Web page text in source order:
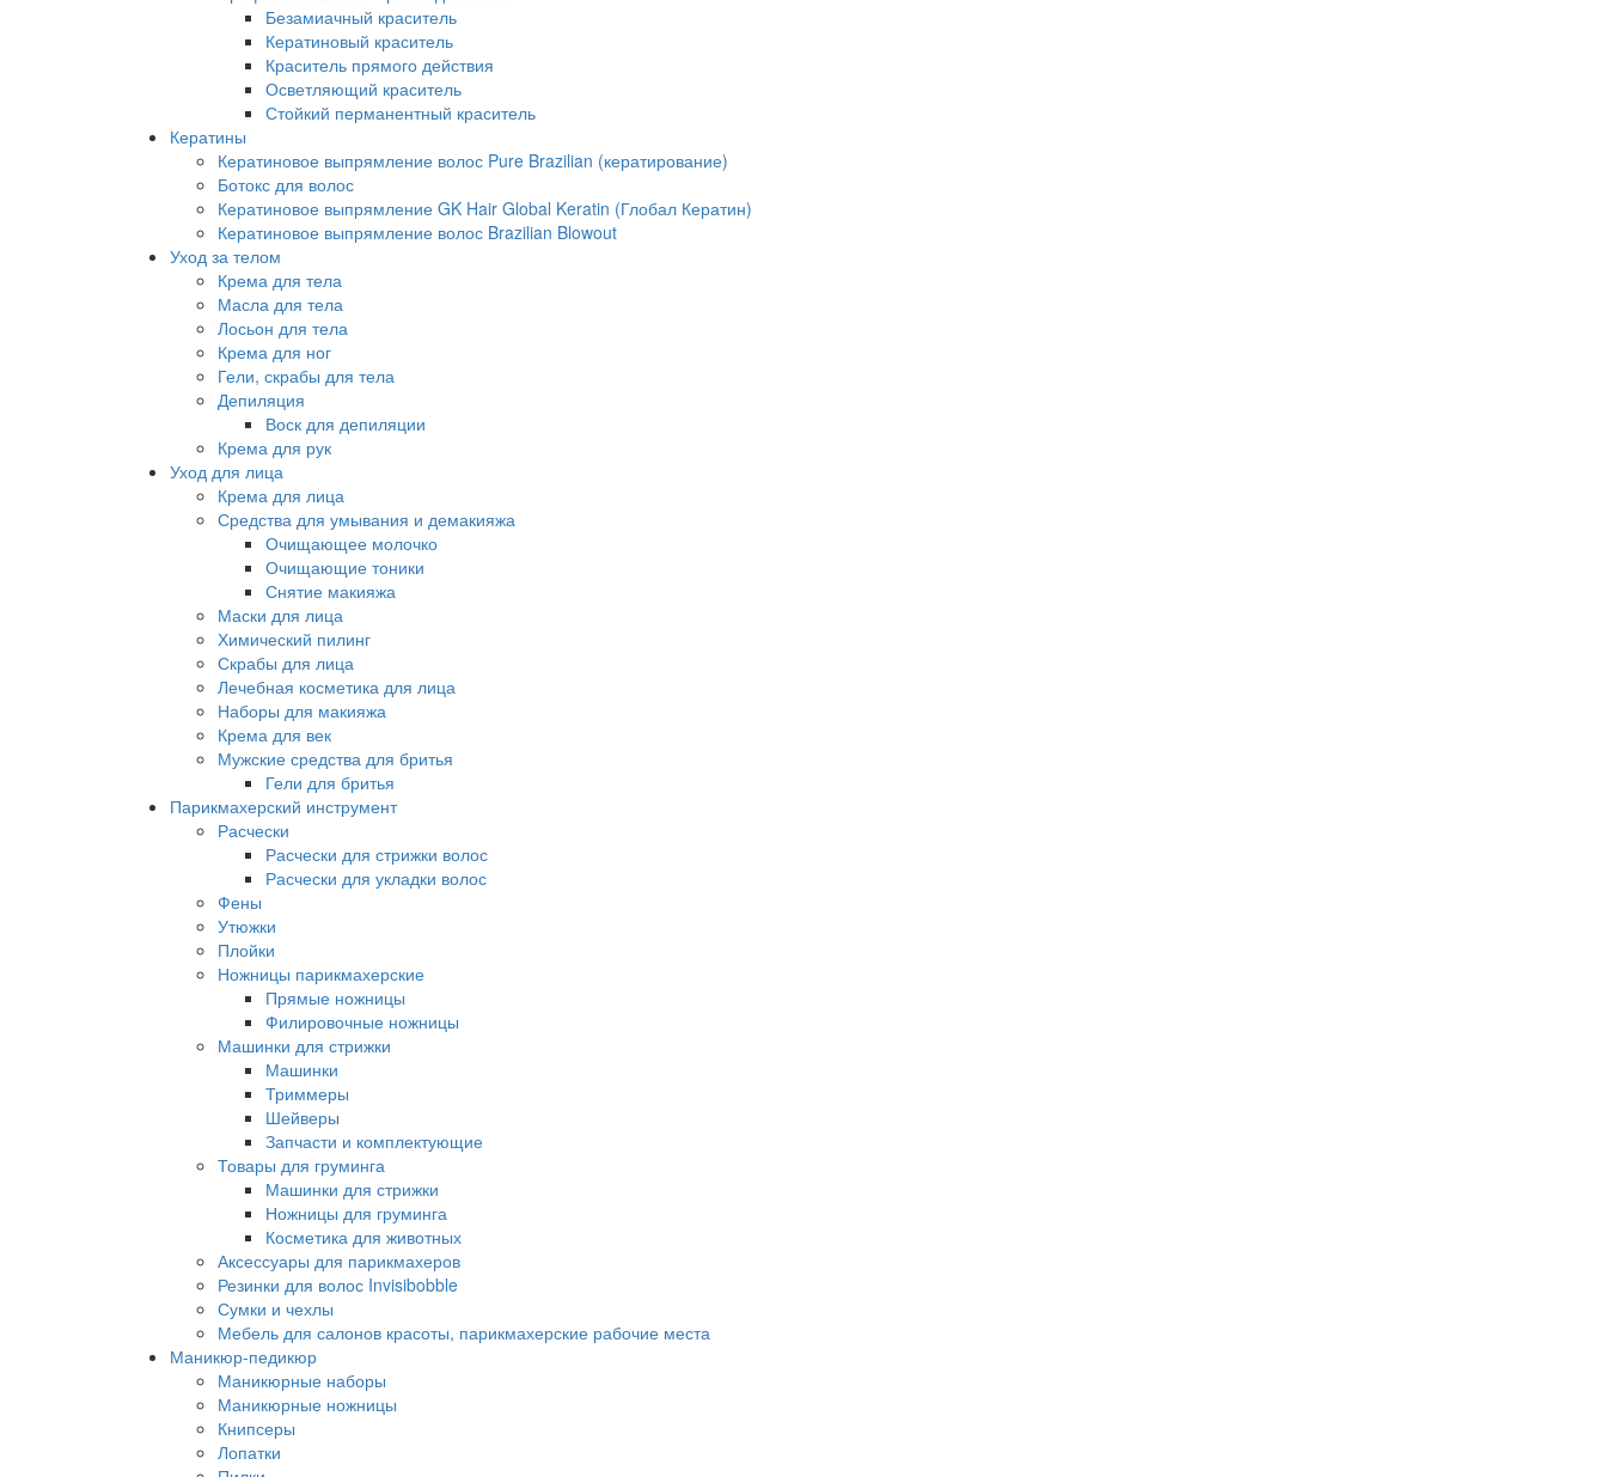
Безамиачный краситель
Кератиновый краситель
Краситель прямого действия
Осветляющий краситель
Стойкий перманентный краситель
Кератины
Кератиновое выпрямление волос Pure Brazilian (кератирование)
Ботокс для волос
Кератиновое выпрямление GK Hair Global Keratin (Глобал Кератин)
Кератиновое выпрямление волос Brazilian Blowout
Уход за телом
Крема для тела
Масла для тела
Лосьон для тела
Крема для ног
Гели, скрабы для тела
Депиляция
Воск для депиляции
Крема для рук
Уход для лица
Крема для лица
Средства для умывания и демакияжа
Очищающее молочко
Очищающие тоники
Снятие макияжа
Маски для лица
Химический пилинг
Скрабы для лица
Лечебная косметика для лица
Наборы для макияжа
Крема для век
Мужские средства для бритья
Гели для бритья
Парикмахерский инструмент
Расчески
Расчески для стрижки волос
Расчески для укладки волос
Фены
Утюжки
Плойки
Ножницы парикмахерские
Прямые ножницы
Филировочные ножницы
Машинки для стрижки
Машинки
Триммеры
Шейверы
Запчасти и комплектующие
Товары для груминга
Машинки для стрижки
Ножницы для груминга
Косметика для животных
Аксессуары для парикмахеров
Резинки для волос Invisibobble
Сумки и чехлы
Мебель для салонов красоты, парикмахерские рабочие места
Маникюр-педикюр
Маникюрные наборы
Маникюрные ножницы
Книпсеры
Лопатки